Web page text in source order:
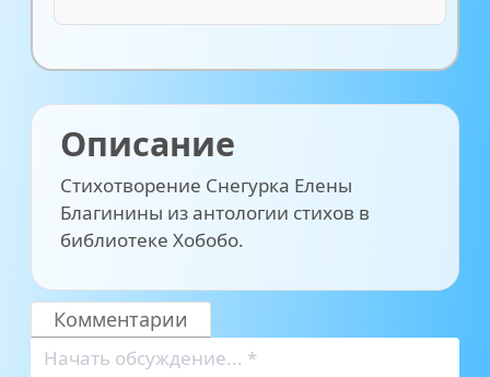
Описание
Стихотворение Снегурка Елены
Благинины из антологии стихов в
библиотеке Хобобо.
Комментарии